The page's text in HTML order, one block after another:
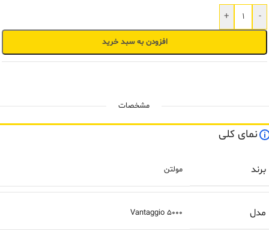
-
+
افزودن به سبد خرید
مشخصات
نمای کلی
برند مولتن
مدل Vantaggio 5000